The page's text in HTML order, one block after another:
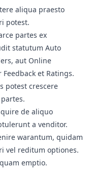
aliqua praesto
potest.
partes ex
statutum Auto
aut Online
et Ratings.
potest crescere
de aliquo
a venditor.
warantum, quidam
vel reditum optiones.
emptio.